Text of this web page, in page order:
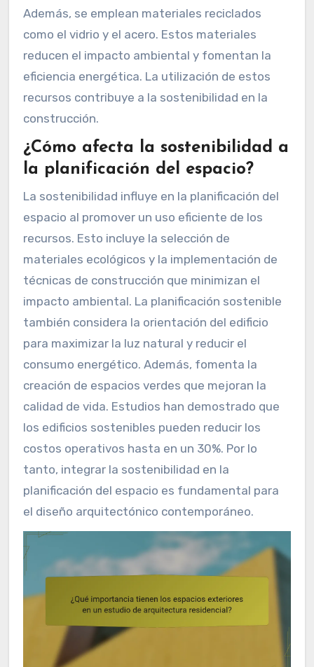
Además, se emplean materiales reciclados
como el vidrio y el acero. Estos materiales
reducen el impacto ambiental y fomentan la
eficiencia energética. La utilización de estos
recursos contribuye a la sostenibilidad en la
construcción.
¿Cómo afecta la sostenibilidad a
la planificación del espacio?
La sostenibilidad influye en la planificación del
espacio al promover un uso eficiente de los
recursos. Esto incluye la selección de
materiales ecológicos y la implementación de
técnicas de construcción que minimizan el
impacto ambiental. La planificación sostenible
también considera la orientación del edificio
para maximizar la luz natural y reducir el
consumo energético. Además, fomenta la
creación de espacios verdes que mejoran la
calidad de vida. Estudios han demostrado que
los edificios sostenibles pueden reducir los
costos operativos hasta en un 30%. Por lo
tanto, integrar la sostenibilidad en la
planificación del espacio es fundamental para
el diseño arquitectónico contemporáneo.